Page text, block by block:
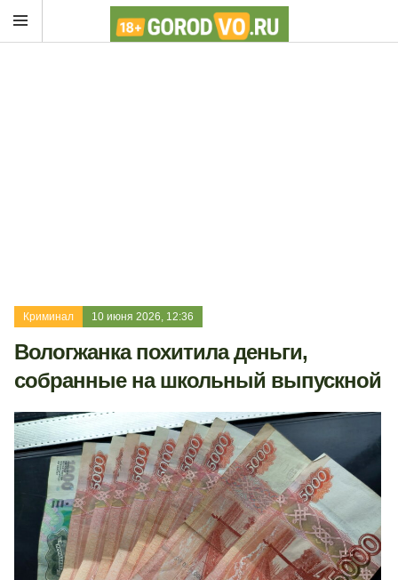
Криминал 10 июня 2026, 12:36
Вологжанка похитила деньги,
собранные на школьный выпускной